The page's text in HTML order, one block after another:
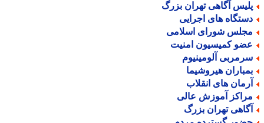
آگاهی تهران بزرگ
های اجرایی
شورای اسلامی
کمیسیون امنیت
آلومینیوم
هیروشیما
های انقلاب
آموزش عالی
تهران بزرگ